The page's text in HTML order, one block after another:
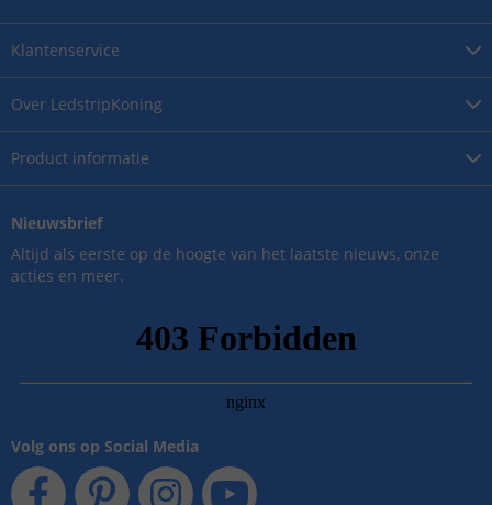
Over LedstripKoning
Product informatie
Klantenservice
Nieuwsbrief
Altijd als eerste op de hoogte van het laatste nieuws, onze
acties en meer.
Volg ons op Social Media